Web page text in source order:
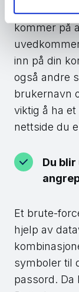
kommer på
inn på din
også andre
brukernavn
viktig å ha
nettside du
Du
Et brute-
hjelp av
symboler til
passord. Da